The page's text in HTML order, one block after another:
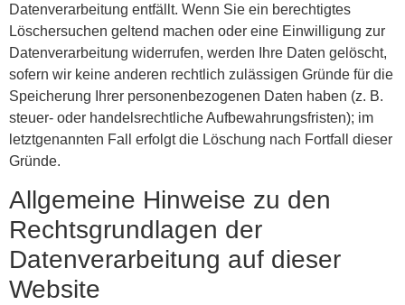
Datenverarbeitung entfällt. Wenn Sie ein berechtigtes
Löschersuchen geltend machen oder eine Einwilligung zur
Datenverarbeitung widerrufen, werden Ihre Daten gelöscht,
sofern wir keine anderen rechtlich zulässigen Gründe für die
Speicherung Ihrer personenbezogenen Daten haben (z. B.
steuer- oder handelsrechtliche Aufbewahrungsfristen); im
letztgenannten Fall erfolgt die Löschung nach Fortfall dieser
Gründe.
Allgemeine Hinweise zu den
Rechtsgrundlagen der
Datenverarbeitung auf dieser
Website